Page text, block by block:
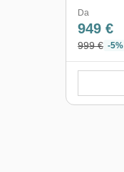
Da
949 €
999 € -5%